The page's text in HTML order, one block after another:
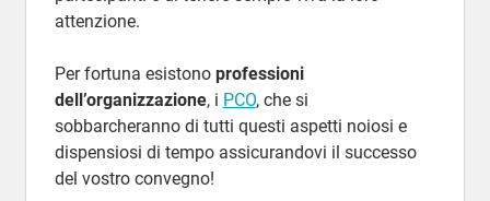
attenzione.
Per fortuna esistono professioni
dell’organizzazione, i PCO, che si
sobbarcheranno di tutti questi aspetti noiosi e
dispensiosi di tempo assicurandovi il successo
del vostro convegno!